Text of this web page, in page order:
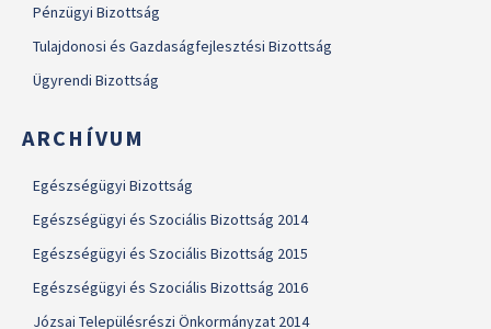
Pénzügyi Bizottság
Tulajdonosi és Gazdaságfejlesztési Bizottság
Ügyrendi Bizottság
ARCHÍVUM
Egészségügyi Bizottság
Egészségügyi és Szociális Bizottság 2014
Egészségügyi és Szociális Bizottság 2015
Egészségügyi és Szociális Bizottság 2016
Józsai Településrészi Önkormányzat 2014